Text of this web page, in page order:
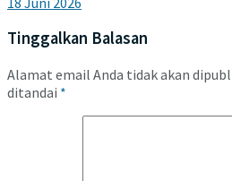
Tinggalkan Balasan
Alamat email Anda tidak akan
ditandai *